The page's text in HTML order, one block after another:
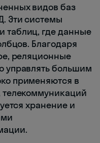
видов баз
Эти системы
таблиц, где данные
Благодаря
реляционные
управлять большим
применяются в
хранение и